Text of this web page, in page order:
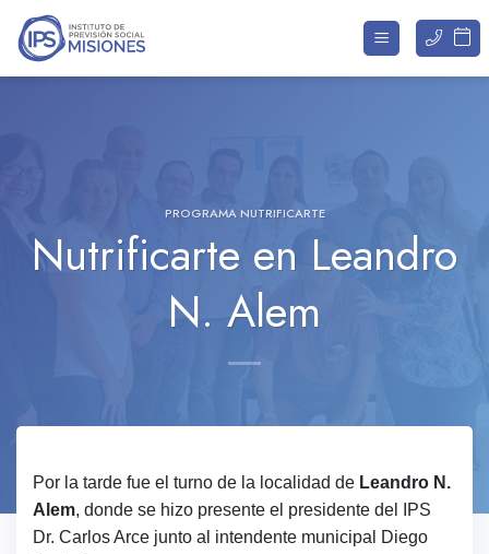
Saltar
contenido
PROGRAMA NUTRIFICARTE
Nutrificarte en Leandro
N. Alem
Por la tarde fue el turno de la localidad de Leandro N.
Alem, donde se hizo presente el presidente del IPS
Dr. Carlos Arce junto al intendente municipal Diego